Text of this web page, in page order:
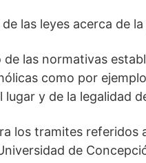
las leyes acerca de
las normativas
como por
y de la legalidad
los tramites referidos
de